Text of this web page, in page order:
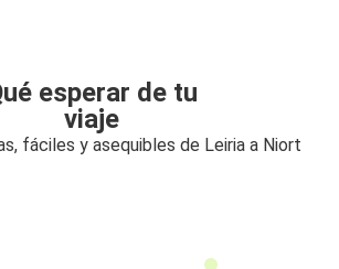
esperar de tu
viaje
fáciles y asequibles de Leiria a Niort